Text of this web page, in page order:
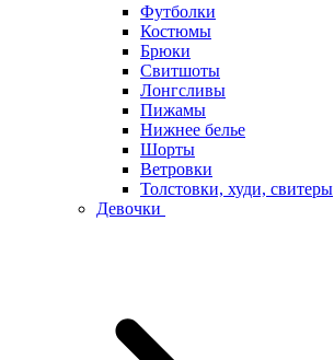
Футболки
Костюмы
Брюки
Свитшоты
Лонгсливы
Пижамы
Нижнее белье
Шорты
Ветровки
Толстовки, худи, свитеры
Девочки